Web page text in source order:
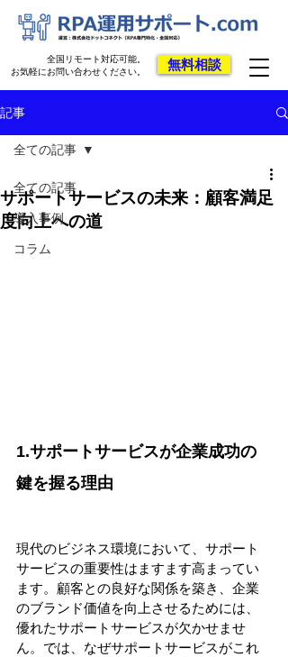
無料相談
全国リモート対応可能。
お気軽にお問い合わせください。
記事
全ての記事
導入事例
コラム
全ての記事
サポートサービスの未来：顧客満足
度向上への道
1.サポートサービスが企業成功の
鍵を握る理由
現代のビジネス環境において、サポート
サービスの重要性はますます高まってい
ます。顧客との良好な関係を築き、企業
のブランド価値を向上させるためには、
優れたサポートサービスが欠かせませ
ん。では、なぜサポートサービスがこれ